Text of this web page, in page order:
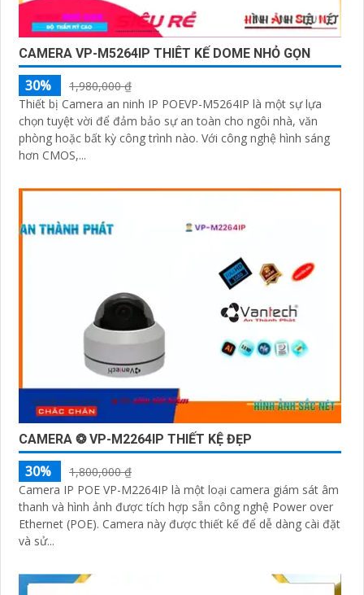
CAMERA VP-M5264IP THIÊT KẾ DOME NHỎ GỌN
30%
1,980,000 ₫
Thiết bị Camera an ninh IP POEVP-M5264IP là một sự lựa
chọn tuyệt vời để đảm bảo sự an toàn cho ngôi nhà, văn
phòng hoặc bất kỳ công trình nào. Với công nghệ hình sáng
hơn CMOS,...
CAMERA ❂ VP-M2264IP THIẾT KỆ ĐẸP
30%
1,800,000 ₫
Camera IP POE VP-M2264IP là một loại camera giám sát âm
thanh và hình ảnh được tích hợp sẵn công nghệ Power over
Ethernet (POE). Camera này được thiết kế để dễ dàng cài đặt
và sử...